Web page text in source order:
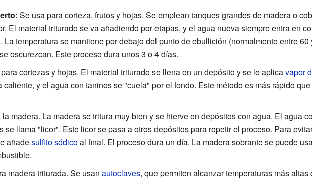
Se usa para corteza, frutos y hojas. Se emplean tanques grandes de madera o
El material triturado se va añadiendo por etapas, y el agua nueva siempre entra en
temperatura se mantiene por debajo del punto de ebullición (normalmente entre 60
oscurezcan. Este proceso dura unos 3 o 4 días.
cortezas y hojas. El material triturado se llena en un depósito y se le aplicavapor
caliente, y el agua con taninos se "cuela" por el fondo. Este método es más rápido
madera. La madera se tritura muy bien y se hierve en depósitos con agua. El agua
se llama "licor". Este licor se pasa a otros depósitos para repetir el proceso. Para
añadesulfito sódicoal final. El proceso dura un día. La madera sobrante se puede
madera triturada. Se usan autoclaves, que permiten alcanzar temperaturas más altas